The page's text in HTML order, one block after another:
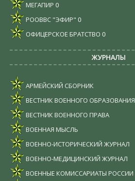
МЕГАПИР 0
РООВВС "ЭФИР" 0
ОФИЦЕРСКОЕ БРАТСТВО 0
ЖУРНАЛЫ
АРМЕЙСКИЙ СБОРНИК
ВЕСТНИК ВОЕННОГО ОБРАЗОВАНИЯ
ВЕСТНИК ВОЕННОГО ПРАВА
ВОЕННАЯ МЫСЛЬ
ВОЕННО-ИСТОРИЧЕСКИЙ ЖУРНАЛ
ВОЕННО-МЕДИЦИНСКИЙ ЖУРНАЛ
ВОЕННЫЕ КОМИССАРИАТЫ РОССИИ